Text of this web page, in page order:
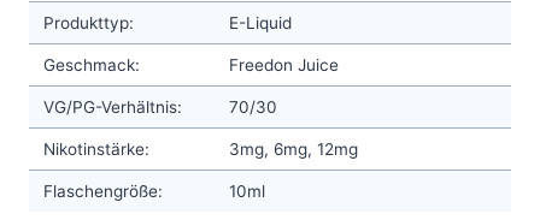
Produkttyp: E-Liquid
Geschmack: Freedon Juice
VG/PG-Verhältnis: 70/30
Nikotinstärke: 3mg, 6mg, 12mg
Flaschengröße: 10ml